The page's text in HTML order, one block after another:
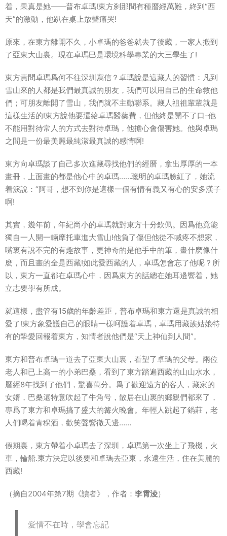
着，果真是她――普布卓瑪!東方刹那間有種曆經萬難，終到“西
天”的激動，他趴在桌上放聲痛哭!
原來，在東方離開不久，小卓瑪的爸爸就去了後藏，一家人搬到
了亞東大山裏。現在卓瑪巳是環境科學專業的大三學生了!
東方責問卓瑪爲何不往深圳寫信？卓瑪說是這藏人的習慣：凡到
雪山來的人都是我們最真誠的朋友，我們可以用自己的生命救他
們；可朋友離開了雪山，我們就不主動聯系。藏人祖祖輩輩就是
這樣生活的!東方說他要還給卓瑪醫藥費，但他終是開不了口-他
不能用對待常人的方式去對待卓瑪，他擔心會傷害她。他與卓瑪
之間是一份最美麗最純潔最真誠的感情啊!
東方向卓瑪談了自己多次進藏尋找他們的經曆，拿出厚厚的一本
畫冊，上面畫的都是他心中的卓瑪……聰明的卓瑪臉紅了，她流
着淚說：“阿哥，想不到你是這樣一個有情有義又有心的安多漢子
啊!
其實，幾年前，年紀尚小的卓瑪就對東方十分欽佩。因爲他竟能
獨自一人開一輛摩托車進大雪山!他負了傷但他從不喊疼不想家，
嘴裏有說不完的有趣故事，更神奇的是他手中的筆，畫什麽像什
麽，而且畫的全是西藏!如此愛西藏的人，卓瑪怎會忘了他呢？所
以，東方一直都在卓瑪心中，因爲東方的話總在她耳邊響着，她
立志要學有所成。
就這樣，盡管有15歲的年齡差距，普布卓瑪和東方還是真誠的相
愛了!東方象愛護自己的眼睛一樣呵護着卓瑪，卓瑪用藏族姑娘特
有的摯愛回報着東方，知情者說他們是“天上神仙到人間”。
東方和普布卓瑪一道去了亞東大山裏，看望了卓瑪的父母。兩位
老人和已上高一的小弟巴桑，看到了東方踏遍西藏的山山水水，
曆經8年找到了他們，驚喜萬分。爲了歡迎遠方的客人，藏家的
女婿，巴桑還特意吹起了牛角号，散居在山裏的鄉親們都來了，
專爲了東方和卓瑪搞了盛大的篝火晚會。年輕人跳起了鍋莊，老
人們喝着青稞酒，歡笑聲響徹天邊……
假期裏，東方帶着小卓瑪去了深圳，卓瑪第一次坐上了飛機，火
車，輪船.東方決定以後要和卓瑪去亞東，永遠生活，住在美麗的
西藏!
（摘自2004年第7期《讀者》，作者： 李霄淩）
愛情不在時，學會忘記